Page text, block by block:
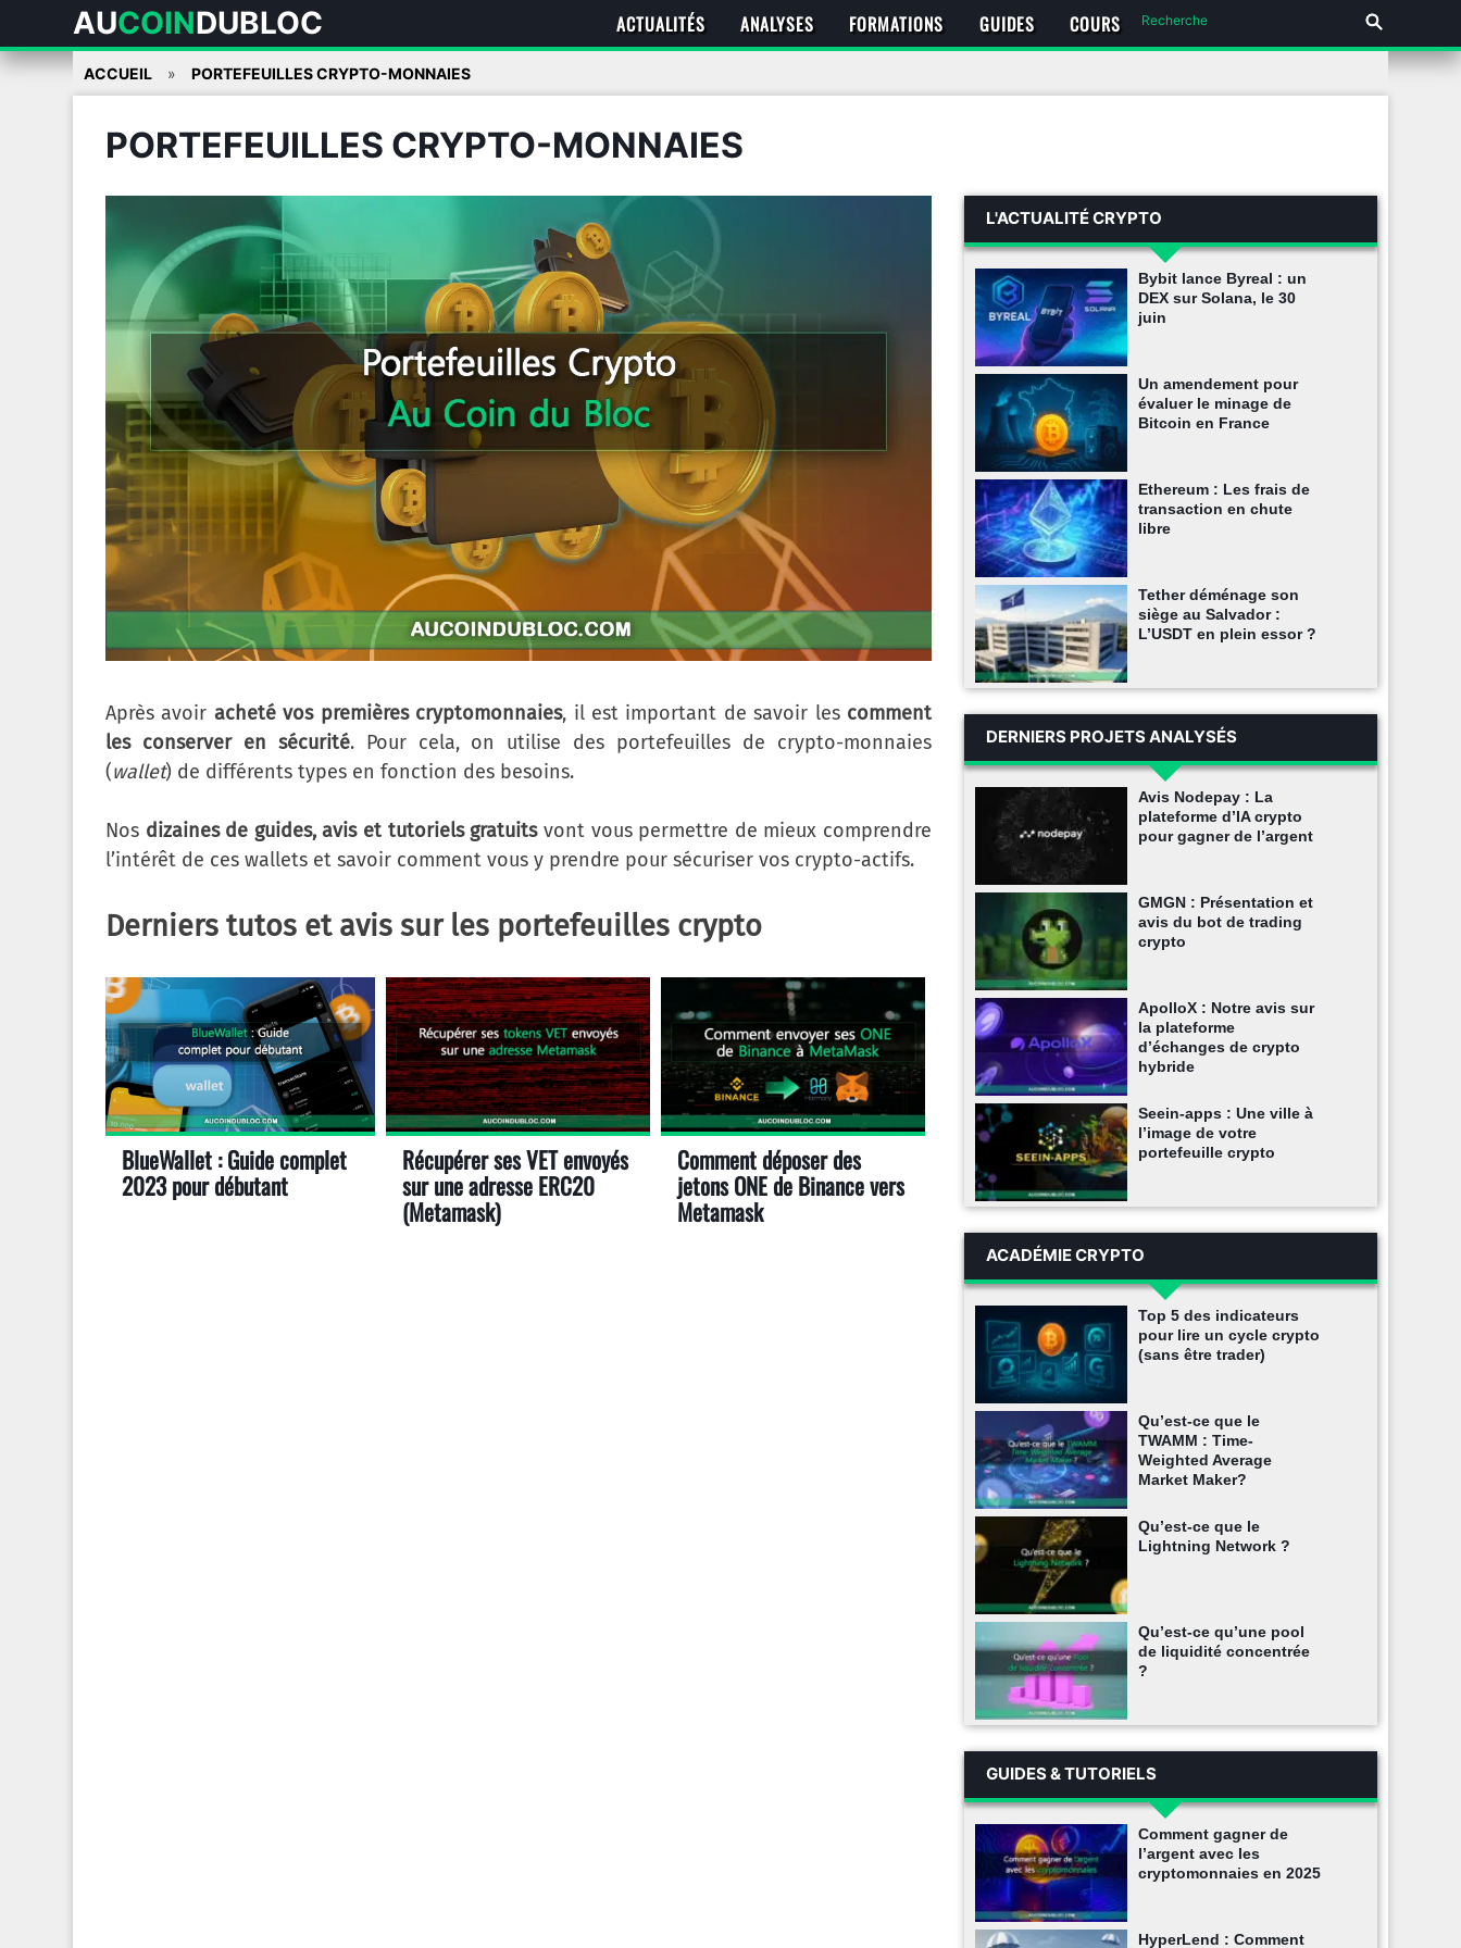
AUCOINDUBLOC ACTUALITÉS ANALYSES FORMATIONS GUIDES COURS
Skip
ACCUEIL PORTEFEUILLES CRYPTO-MONNAIES
PORTEFEUILLES CRYPTO-MONNAIES
Après avoir acheté vos premières cryptomonnaies, il est important de savoir les comment
les conserver en sécurité. Pour cela, on utilise des portefeuilles de crypto-monnaies
(wallet) de différents types en fonction des besoins.
Nos dizaines de guides, avis et tutoriels gratuitsvont vous permettre de mieux comprendre
l’intérêt de ces wallets et savoir comment vous y prendre pour sécuriser vos crypto-actifs.
Derniers tutos et avis sur les portefeuilles crypto
BlueWallet : Guide complet
2023 pour débutant
Récupérer ses VET envoyés
sur une adresse ERC20
(Metamask)
Comment déposer des
jetons ONE de Binance vers
Metamask
L'ACTUALITÉ CRYPTO
Bybit lance Byreal : un
DEX sur Solana, le 30
juin
Un amendement pour
évaluer le minage de
Bitcoin en France
Ethereum : Les frais de
transaction en chute
libre
Tether déménage son
siège au Salvador :
L’USDT en plein essor ?
DERNIERS PROJETS ANALYSÉS
Avis Nodepay : La
plateforme d’IA crypto
pour gagner de l’argent
GMGN : Présentation et
avis du bot de trading
crypto
ApolloX : Notre avis sur
la plateforme
d’échanges de crypto
hybride
Seein-apps : Une ville à
l’image de votre
portefeuille crypto
ACADÉMIE CRYPTO
Top 5 des indicateurs
pour lire un cycle crypto
(sans être trader)
Qu’est-ce que le
TWAMM : Time-
Weighted Average
Market Maker?
Qu’est-ce que le
Lightning Network ?
Qu’est-ce qu’une pool
de liquidité concentrée
?
GUIDES & TUTORIELS
Comment gagner de
l’argent avec les
cryptomonnaies en 2025
HyperLend : Comment